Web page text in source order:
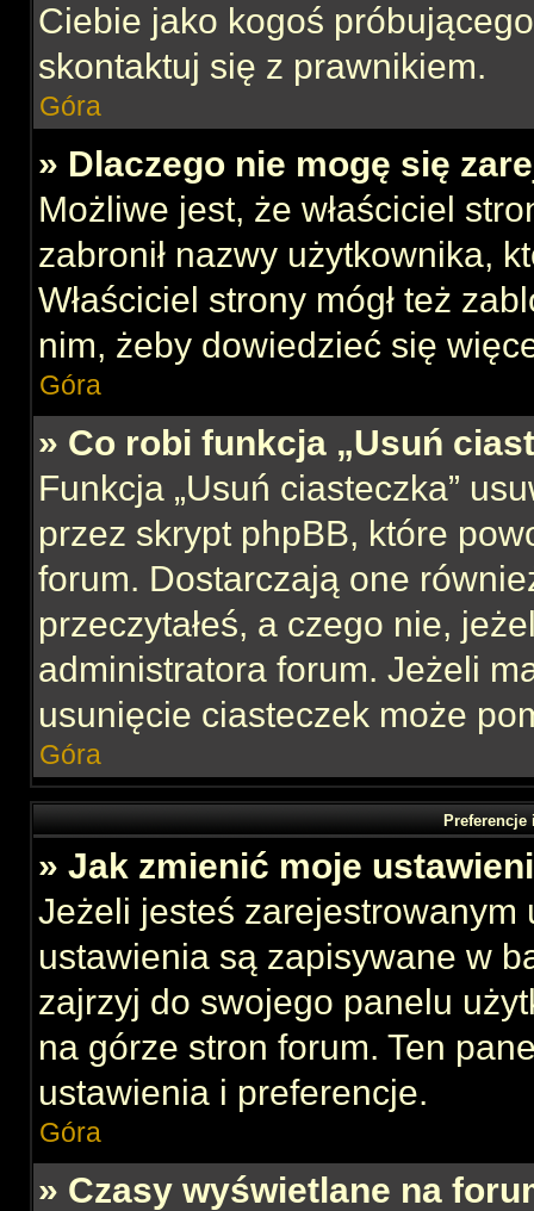
Ciebie jako kogoś
skontaktuj się z prawnikiem.
Góra
» Dlaczego nie mogę się
Możliwe jest, że właściciel
zabronił nazwy użytkownika,
Właściciel strony mógł też
nim, żeby dowiedzieć się
Góra
» Co robi funkcja „Usuń
Funkcja „Usuń ciasteczka”
przez skrypt phpBB, które
forum. Dostarczają one
przeczytałeś, a czego nie,
administratora forum. Jeżeli
usunięcie ciasteczek może
Góra
» Jak zmienić moje
Jeżeli jesteś zarejestrowanym
ustawienia są zapisywane w
zajrzyj do swojego panelu
na górze stron forum. Ten
ustawienia i preferencje.
Góra
» Czasy wyświetlane na